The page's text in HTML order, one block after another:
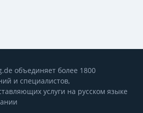
объединяет более 1800
и специалистов,
услуги на русском языке